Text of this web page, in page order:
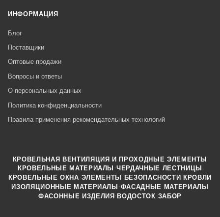
ИНФОРМАЦИЯ
Блог
Поставщики
Оптовые продажи
Вопросы и ответы
О персональных данных
Политика конфиденциальности
Правила применения рекомендательных технологий
КРОВЕЛЬНАЯ ВЕНТИЛЯЦИЯ И ПРОХОДНЫЕ ЭЛЕМЕНТЫ
КРОВЕЛЬНЫЕ МАТЕРИАЛЫ ·ЧЕРДАЧНЫЕ ЛЕСТНИЦЫ
КРОВЕЛЬНЫЕ ОКНА ·ЭЛЕМЕНТЫ БЕЗОПАСНОСТИ КРОВЛИ
ИЗОЛЯЦИОННЫЕ МАТЕРИАЛЫ ·ФАСАДНЫЕ МАТЕРИАЛЫ
ФАСОННЫЕ ИЗДЕЛИЯ ·ВОДОСТОК ·ЗАБОР